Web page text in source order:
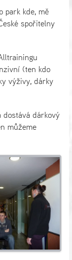
park kde, mě
spořitelny
(ten kdo
výživy, dárky
dárkový
můžeme